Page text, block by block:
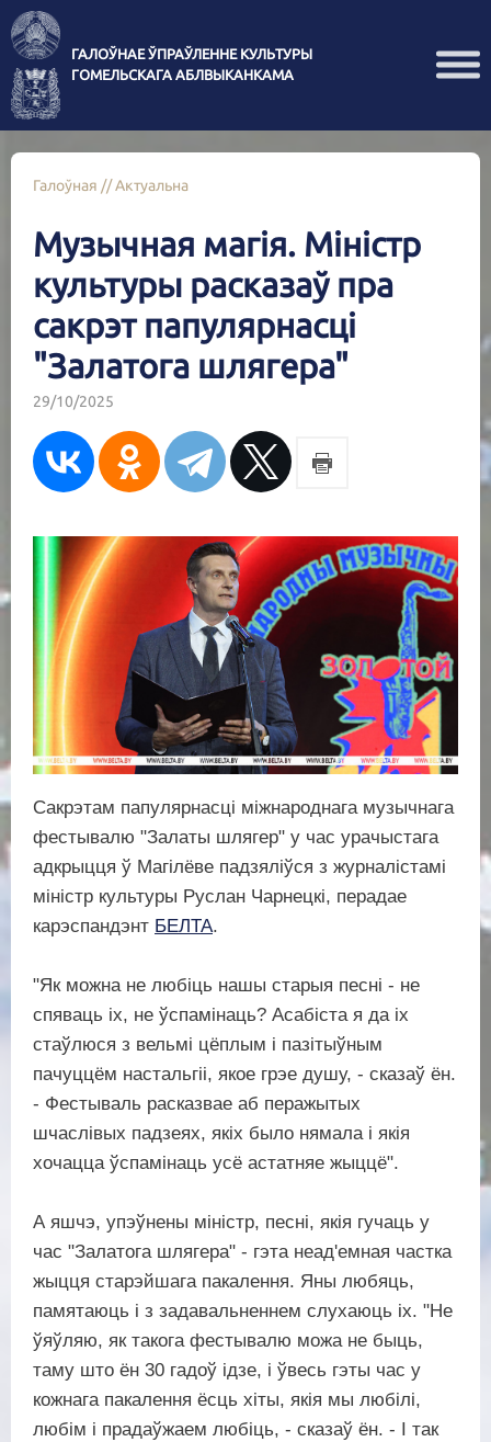
ГАЛОЎНАЕ ЎПРАЎЛЕННЕ КУЛЬТУРЫ
ГОМЕЛЬСКАГА АБЛВЫКАНКАМА
Галоўная //Актуальна
Музычная магія. Міністр
культуры расказаў пра
сакрэт папулярнасці
"Залатога шлягера"
29/10/2025
Сакрэтам папулярнасці міжнароднага музычнага
фестывалю "Залаты шлягер" у час урачыстага
адкрыцця ў Магілёве падзяліўся з журналістамі
міністр культуры Руслан Чарнецкі, перадае
карэспандэнт БЕЛТА.
"Як можна не любіць нашы старыя песні - не
спяваць іх, не ўспамінаць? Асабіста я да іх
стаўлюся з вельмі цёплым і пазітыўным
пачуццём настальгіі, якое грэе душу, - сказаў ён.
- Фестываль расказвае аб перажытых
шчаслівых падзеях, якіх было нямала і якія
хочацца ўспамінаць усё астатняе жыццё".
А яшчэ, упэўнены міністр, песні, якія гучаць у
час "Залатога шлягера" - гэта неад'емная частка
жыцця старэйшага пакалення. Яны любяць,
памятаюць і з задавальненнем слухаюць іх. "Не
ўяўляю, як такога фестывалю можа не быць,
таму што ён 30 гадоў ідзе, і ўвесь гэты час у
кожнага пакалення ёсць хіты, якія мы любілі,
любім і прадаўжаем любіць, - сказаў ён. - І так